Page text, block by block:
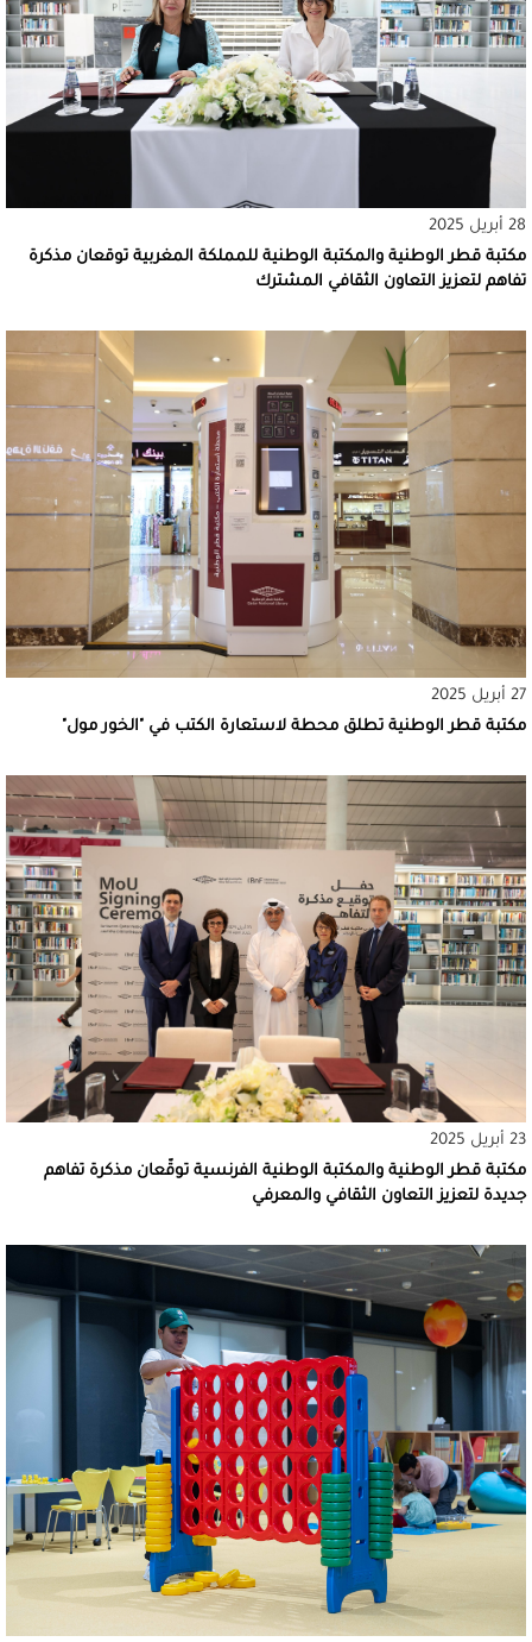
28 أبريل 2025
مكتبة قطر الوطنية والمكتبة الوطنية للمملكة المغربية توقعان مذكرة
تفاهم لتعزيز التعاون الثقافي المشترك
27 أبريل 2025
مكتبة قطر الوطنية تطلق محطة لاستعارة الكتب في "الخور مول"
23 أبريل 2025
مكتبة قطر الوطنية والمكتبة الوطنية الفرنسية توقّعان مذكرة تفاهم
جديدة لتعزيز التعاون الثقافي والمعرفي